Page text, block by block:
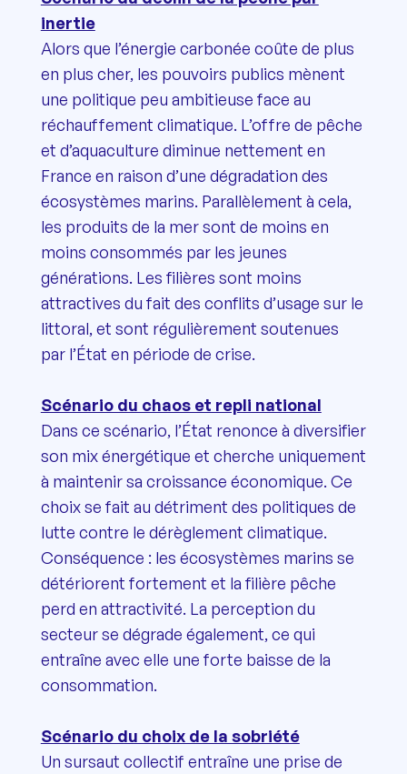
inertie
Alors que l’énergie carbonée coûte de plus
en plus cher, les pouvoirs publics mènent
une politique peu ambitieuse face au
réchauffement climatique. L’offre de pêche
et d’aquaculture diminue nettement en
France en raison d’une dégradation des
écosystèmes marins. Parallèlement à cela,
les produits de la mer sont de moins en
moins consommés par les jeunes
générations. Les filières sont moins
attractives du fait des conflits d’usage sur le
littoral, et sont régulièrement soutenues
par l’État en période de crise.
Scénario du chaos et repli national
Dans ce scénario, l’État renonce à diversifier
son mix énergétique et cherche uniquement
à maintenir sa croissance économique. Ce
choix se fait au détriment des politiques de
lutte contre le dérèglement climatique.
Conséquence : les écosystèmes marins se
détériorent fortement et la filière pêche
perd en attractivité. La perception du
secteur se dégrade également, ce qui
entraîne avec elle une forte baisse de la
consommation.
Scénario du choix de la sobriété
Un sursaut collectif entraîne une prise de